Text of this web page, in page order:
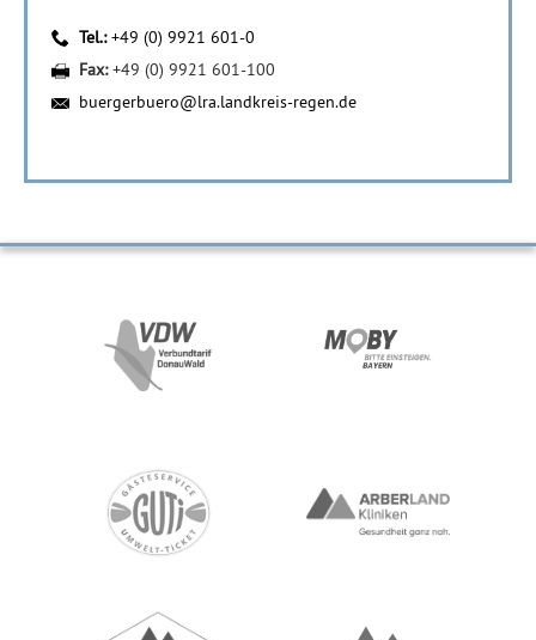
Tel.:+49 (0) 9921 601-0
Fax:+49 (0) 9921 601-100
buergerbuero@lra.landkreis-regen.de